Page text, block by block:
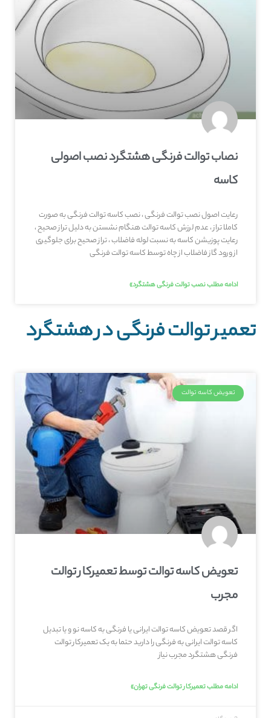
نصاب توالت فرنگی هشتگرد نصب اصولی
کاسه
رعایت اصول نصب توالت فرنگی ، نصب کاسه توالت فرنگی به صورت
کاملا تراز ، عدم لرزش کاسه توالت هنگام نشستن به دلیل تراز صحیح ،
رعایت پوزیشن کاسه به نسبت لوله فاضلاب ، تراز صحیح برای جلوگیری
از ورود گاز فاضلاب از چاه توسط کاسه توالت فرنگی
ادامه مطلب نصب توالت فرنگی هشتگرد»
تعمیر توالت فرنگی در هشتگرد
تعویض کاسه توالت
تعویض کاسه توالت توسط تعمیرکار توالت
مجرب
اگر قصد تعویض کاسه توالت ایرانی یا فرنگی به کاسه نو و یا تبدیل
کاسه توالت ایرانی به فرنگی را دارید حتما به یک تعمیرکار توالت
فرنگی هشتگرد مجرب نیاز
ادامه مطلب تعمیرکار توالت فرنگی تهران»